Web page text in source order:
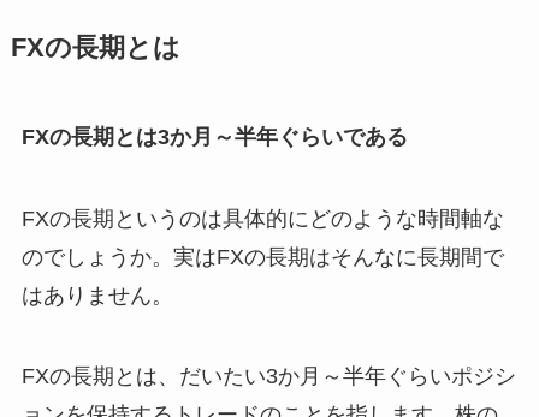
FXの長期とは
FXの長期とは3か月～半年ぐらいである
FXの長期というのは具体的にどのような時間軸な
のでしょうか。実はFXの長期はそんなに長期間で
はありません。
FXの長期とは、だいたい3か月～半年ぐらいポジシ